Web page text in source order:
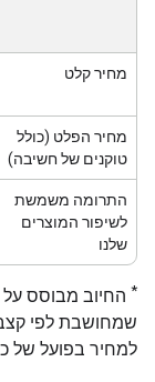
מחיר קלט
מחיר הפלט (כולל
טוקנים של חשיבה)
התרומה משמשת
לשיפור המוצרים
שלנו
* החיוב מבוסס על
למחיר בפועל של כ-0.0368